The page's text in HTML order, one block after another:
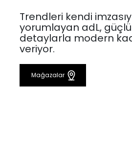
Trendleri kendi
yorumlayan adL,
detaylarla modern
veriyor.
Mağazalar